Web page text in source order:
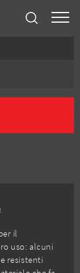
il
uso: alcuni
resistenti